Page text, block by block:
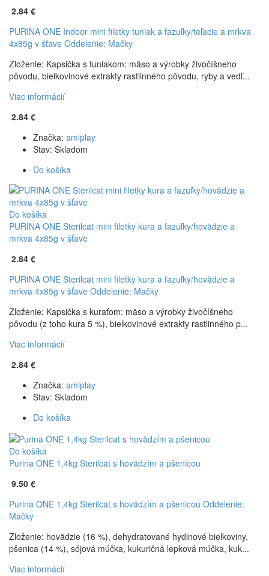
2.84 €
PURINA ONE Indoor mini filetky tuniak a fazuľky/teľacie a mrkva
4x85g v šťave Oddelenie: Mačky
Zloženie: Kapsička s tuniakom: mäso a výrobky živočíšneho
pôvodu, bielkovinové extrakty rastlinného pôvodu, ryby a vedľ...
Viac informácií
2.84 €
Značka: amiplay
Stav: Skladom
Do košíka
Do košíka
PURINA ONE Sterilcat mini filetky kura a fazuľky/hovädzie a
mrkva 4x85g v šťave
2.84 €
PURINA ONE Sterilcat mini filetky kura a fazuľky/hovädzie a
mrkva 4x85g v šťave Oddelenie: Mačky
Zloženie: Kapsička s kuraťom: mäso a výrobky živočíšneho
pôvodu (z toho kura 5 %), bielkovinové extrakty rastlinného p...
Viac informácií
2.84 €
Značka: amiplay
Stav: Skladom
Do košíka
Do košíka
Purina ONE 1,4kg Sterilcat s hovädzím a pšenicou
9.50 €
Purina ONE 1,4kg Sterilcat s hovädzím a pšenicou Oddelenie:
Mačky
Zloženie: hovädzie (16 %), dehydratované hydinové bielkoviny,
pšenica (14 %), sójová múčka, kukuričná lepková múčka, kuk...
Viac informácií